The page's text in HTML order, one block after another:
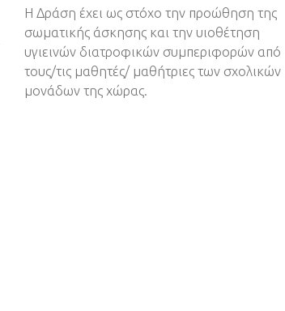
Η Δράση έχει ως στόχο την προώθηση της
σωματικής άσκησης και την υιοθέτηση
υγιεινών διατροφικών συμπεριφορών από
τους/τις μαθητές/ μαθήτριες των σχολικών
μονάδων της χώρας.